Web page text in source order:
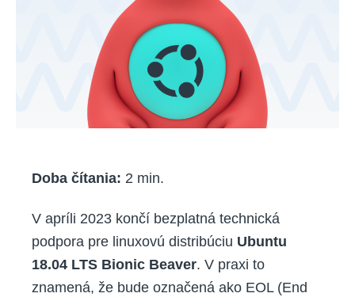
končí.
Ako
ďalej?
Doba čítania: 2 min.
V apríli 2023 končí bezplatná technická
podpora pre linuxovú distribúciu Ubuntu
18.04 LTS Bionic Beaver. V praxi to
znamená, že bude označená ako EOL (End